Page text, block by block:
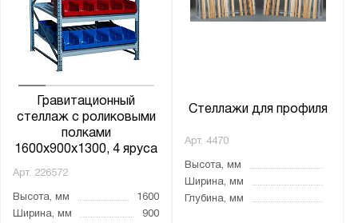
Гравитационный
стеллаж с роликовыми
полками
1600х900х1300, 4 яруса
Арт. 226572
Высота, мм
1600
Ширина, мм
900
Стеллажи для профиля
Арт. 4470
Высота, мм
Ширина, мм
Глубина, мм
МС-750
МС-900
МС-Т
Навигатор
Оптима
Профи-Т
СК
СТ-011